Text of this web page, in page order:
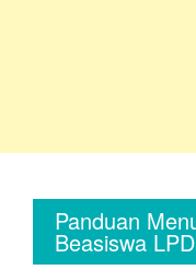
Panduan
Beasiswa